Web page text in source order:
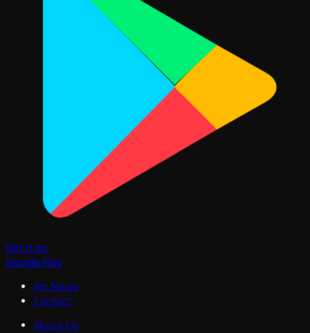
Get it on
Google Play
Art News
Contact
About Us